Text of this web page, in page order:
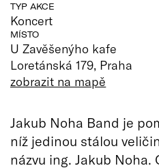
TYP AKCE
Koncert
MÍSTO
U Zavěšenýho kafe
Loretánská 179, Praha
zobrazit na mapě
Jakub Noha Band je
níž jedinou stálou
názvu ing. Jakub Noha.